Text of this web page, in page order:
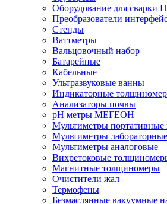
Оборудование для сварки
Преобразователи
Стенды
Ваттметры
Вальцовочный набор
Батарейные
Кабельные
Ультразвуковые ванны
Индикаторные
Анализаторы почвы
рН метры МЕГЕОН
Мультиметры
Мультиметры лабораторные
Мультиметры аналоговые
Вихретоковые
Магнитные толщиномеры
Очистители жал
Термофены
Безмаслянные вакуумные